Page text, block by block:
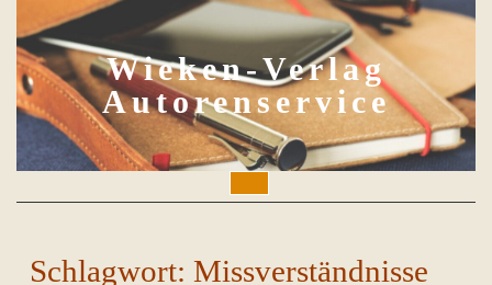
to
content
Wieken-Verlag
Autorenservice
Button
Schlagwort: Missverständnisse